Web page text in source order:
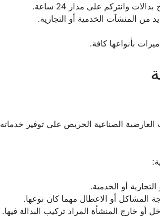
وانتركم على مدار 24 ساعة.
من المنشآت الخدمية أو التجارية.
بأنواعها كافة.
العارضية الصناعية الحريص على توفير خدماته
أو الخدمية.
المشاكل أو الاعطال مهما كان نوعها.
أو خارج المنشأة المراد تركيب البدالة فيها.